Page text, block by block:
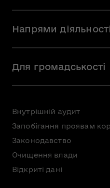
Команда
Вакансії
Напрями діяльності
Мистецька освіта
Для громадськості
Внутрішній аудит
Запобігання проявам
Законодавство
Очищення влади
Відкриті дані